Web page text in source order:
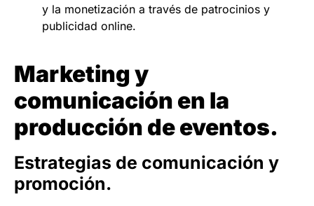
y la monetización a través de patrocinios y
publicidad online.
Marketing y
comunicación en la
producción de eventos.
Estrategias de comunicación y
promoción.